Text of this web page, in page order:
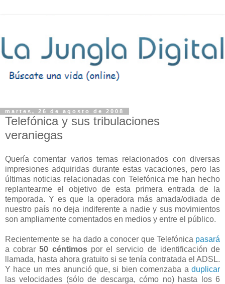
martes, 26 de agosto de 2008
Telefónica y sus tribulaciones
veraniegas
Quería comentar varios temas relacionados con diversas
impresiones adquiridas durante estas vacaciones, pero las
últimas noticias relacionadas con Telefónica me han hecho
replantearme el objetivo de esta primera entrada de la
temporada. Y es que la operadora más amada/odiada de
nuestro país no deja indiferente a nadie y sus movimientos
son ampliamente comentados en medios y entre el público.
Recientemente se ha dado a conocer que Telefónica pasará
a cobrar50 céntimospor el servicio de identificación de
llamada, hasta ahora gratuito si se tenía contratada el ADSL.
Y hace un mes anunció que, si bien comenzaba a duplicar
las velocidades (sólo de descarga, cómo no) hasta los 6